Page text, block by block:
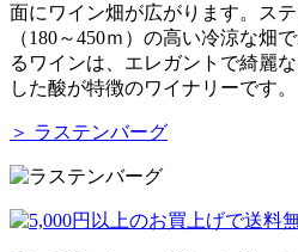
面にワイン畑が広がります。ス
（180～450ｍ）の高い冷涼な畑
るワインは、エレガントで綺麗
した酸が特徴のワイナリーです。
＞ ラステンバーグ